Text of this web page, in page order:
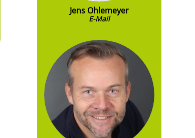
Jens Ohlemeyer
E-Mail